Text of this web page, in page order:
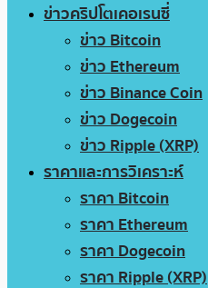
ข่าวคริปโตเคอเรนซี่
ข่าว Bitcoin
ข่าว Ethereum
ข่าว Binance Coin
ข่าว Dogecoin
ข่าว Ripple (XRP)
ราคาและการวิเคราะห์
ราคา Bitcoin
ราคา Ethereum
ราคา Dogecoin
ราคา Ripple (XRP)